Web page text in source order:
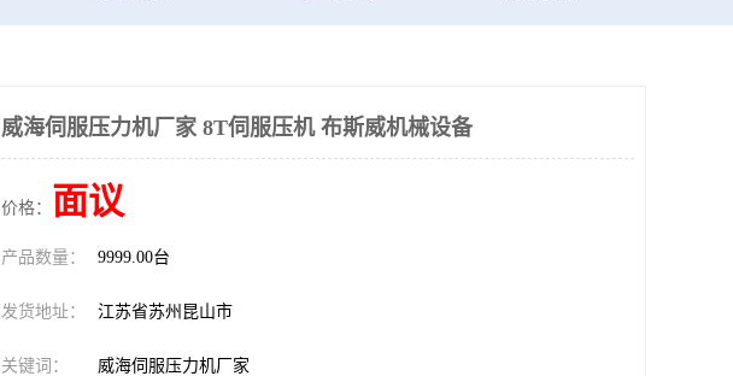
威海伺服压力机厂家 8T伺服压机 布斯威机械设备
价格： 面议
产品数量： 9999.00台
发货地址： 江苏省苏州昆山市
关键词： 威海伺服压力机厂家